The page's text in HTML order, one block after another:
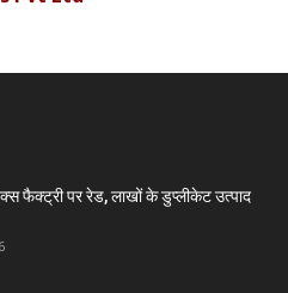
फैक्ट्री पर रेड, लाखों के डुप्लीकेट उत्पाद